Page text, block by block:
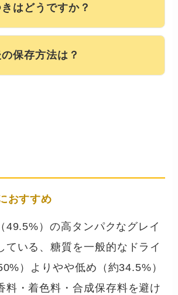
はどうですか？
保存方法は？
おすすめ
49.5%）の高タンパクなグレイ
ている、糖質を一般的なドライ
）よりやや低め（約34.5%）
料・着色料・合成保存料を避け